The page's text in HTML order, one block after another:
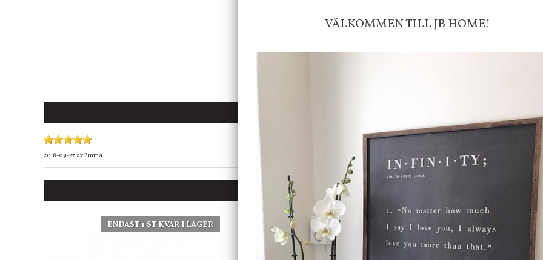
Nöjda kunder och strävar efter
leveranser!
-ligt Tack för att just Du
2018-09-27 avEmma
DU KANSKE OCKSÅ ÄR INTRESSERAD AV
ENDAST 1 ST KVAR I LAGER -20%
VÄLKOMMEN TILL JB HOME!